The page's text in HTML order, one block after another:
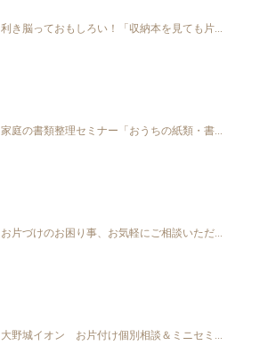
利き脳っておもしろい！「収納本を見ても片...
家庭の書類整理セミナー「おうちの紙類・書...
お片づけのお困り事、お気軽にご相談いただ...
大野城イオン お片付け個別相談＆ミニセミ...